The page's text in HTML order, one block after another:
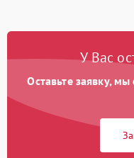
Образование конденсата
Сбой в работе инвертора
У Вас
Оставьте заявку,